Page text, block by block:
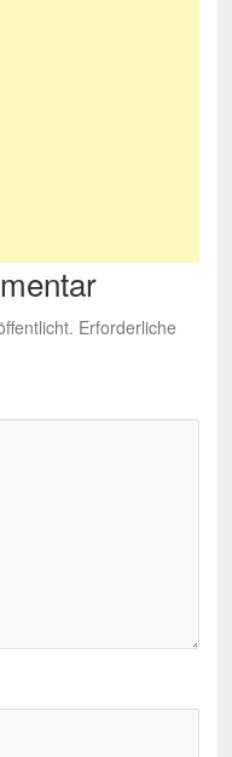
Erforderliche